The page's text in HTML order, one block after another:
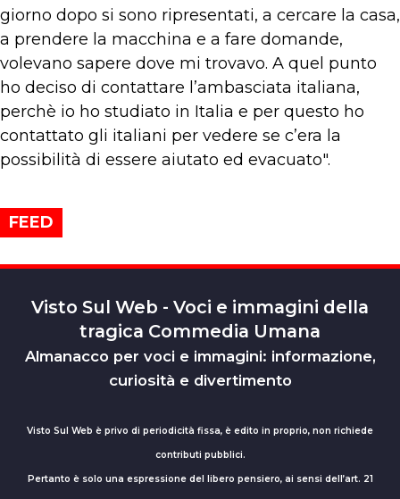
giorno dopo si sono ripresentati, a cercare la casa,
a prendere la macchina e a fare domande,
volevano sapere dove mi trovavo. A quel punto
ho deciso di contattare l’ambasciata italiana,
perchè io ho studiato in Italia e per questo ho
contattato gli italiani per vedere se c’era la
possibilità di essere aiutato ed evacuato".
FEED
Visto Sul Web - Voci e immagini della
tragica Commedia Umana
Almanacco per voci e immagini: informazione,
curiosità e divertimento
Visto Sul Web è privo di periodicità fissa, è edito in proprio, non richiede
contributi pubblici.
Pertanto è solo una espressione del libero pensiero, ai sensi dell’art. 21